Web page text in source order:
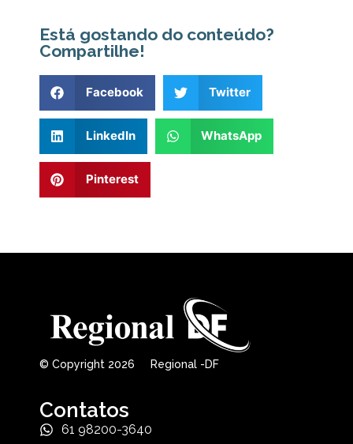
Está gostando do conteúdo?
Compartilhe!
Facebook Twitter
LinkedIn WhatsApp
Pinterest
© Copyright 2026 Regional -DF
Contatos
61 98200-3640